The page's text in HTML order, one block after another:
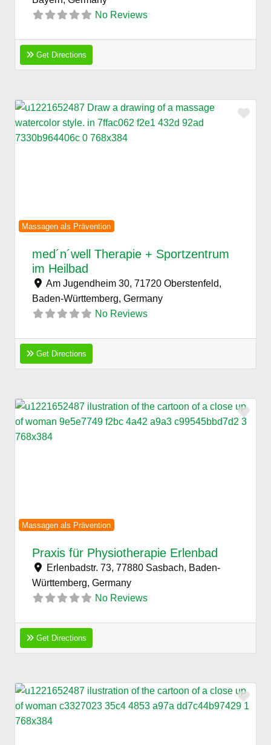
No Reviews
Get Directions
Massagen als Prävention
med´n´well Therapie + Sportzentrum
im Heilbad
Am Jugendheim 30, 71720 Oberstenfeld,
Baden-Württemberg, Germany
No Reviews
Get Directions
Massagen als Prävention
Praxis für Physiotherapie Erlenbad
Erlenbadstr. 73, 77880 Sasbach, Baden-
Württemberg, Germany
No Reviews
Get Directions